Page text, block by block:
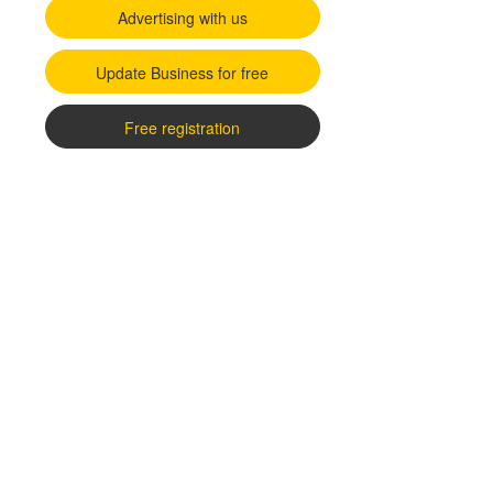
Advertising with us
Update Business for free
Free registration